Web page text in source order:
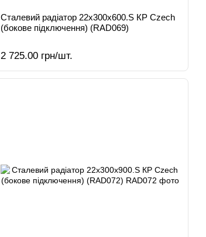
Сталевий радіатор 22х300х600.S КР Czech
(бокове підключення) (RAD069)
2 725.00 грн/шт.